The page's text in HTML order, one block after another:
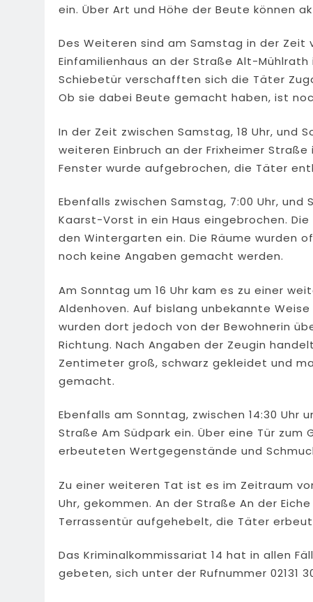
ein. Über Art und Höhe der Beute können
Des Weiteren sind am Samstag in der Zeit
Einfamilienhaus an der Straße Alt-
Schiebetür verschafften sich die Täter
Ob sie dabei Beute gemacht haben, ist
In der Zeit zwischen Samstag, 18 Uhr, und
weiteren Einbruch an der Frixheimer
Fenster wurde aufgebrochen, die Täter
Ebenfalls zwischen Samstag, 7:00 Uhr, und
Kaarst-Vorst in ein Haus eingebrochen.
den Wintergarten ein. Die Räume wurden
noch keine Angaben gemacht werden.
Am Sonntag um 16 Uhr kam es zu einer
Aldenhoven. Auf bislang unbekannte
wurden dort jedoch von der Bewohnerin
Richtung. Nach Angaben der Zeugin
Zentimeter groß, schwarz gekleidet und
gemacht.
Ebenfalls am Sonntag, zwischen 14:30 Uhr
Straße Am Südpark ein. Über eine Tür
erbeuteten Wertgegenstände und
Zu einer weiteren Tat ist es im Zeitraum
Uhr, gekommen. An der Straße An der
Terrassentür aufgehebelt, die Täter
Das Kriminalkommissariat 14 hat in allen
gebeten, sich unter der Rufnummer 02131